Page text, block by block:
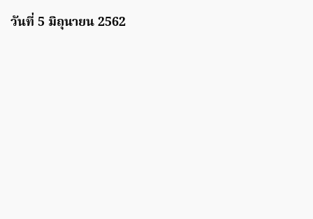
วันที่ 5 มิถุนายน 2562